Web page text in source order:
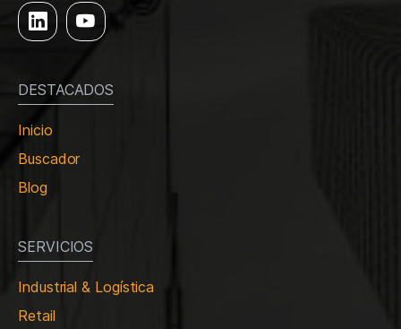
DESTACADOS
Inicio
Buscador
Blog
SERVICIOS
Industrial & Logística
Retail